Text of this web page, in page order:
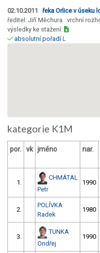
02.10.2011 řeka Orlice v úseku
ředitel: Jiří Měchura vrchní
výsledky ke stažení:
absolutní pořadíL
kategorie K1M
por. vk jméno nar.
1.
CHMÁTAL
Petr
1990
2.
POLÍVKA
Radek
1980
3.
TUNKA
Ondřej
1990